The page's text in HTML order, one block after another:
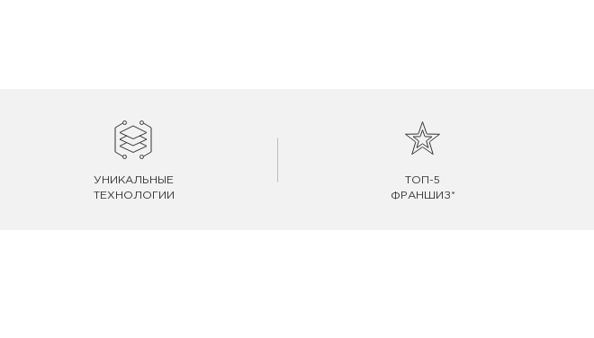
УНИКАЛЬНЫЕ
ТЕХНОЛОГИИ
ТОП-5
ФРАНШИЗ*